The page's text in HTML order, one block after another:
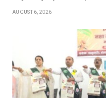
AUGUST 6, 2026